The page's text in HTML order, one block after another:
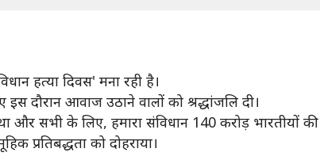
हत्या दिवस' मना रही है।
दौरान आवाज उठाने वालों को श्रद्धांजलि दी।
और सभी के लिए, हमारा संविधान 140 करोड़ भारतीयों
प्रतिबद्धता को दोहराया।